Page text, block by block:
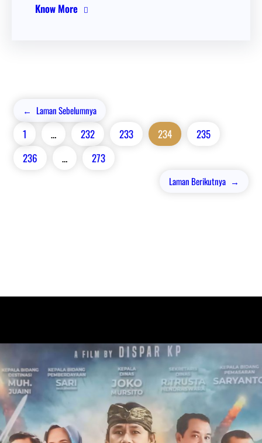
Know More
← Laman Sebelumnya
1 … 232 233 234
235
236
… 273
Laman Berikutnya →